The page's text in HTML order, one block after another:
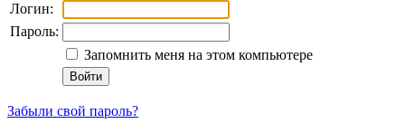
Логин:
Пароль:
Запомнить меня на этом компьютере
Забыли свой пароль?